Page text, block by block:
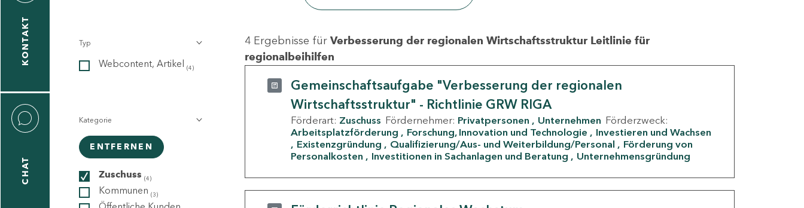
KONTAKT
CHAT
Typ
Webcontent, Artikel (4)
Kategorie
ENTFERNEN
Zuschuss (4)
Kommunen (3)
4 Ergebnisse für Verbesserung der regionalen Wirtschaftsstruktur Leitlinie für
regionalbeihilfen
Gemeinschaftsaufgabe "Verbesserung der regionalen
Wirtschaftsstruktur" - Richtlinie GRW RIGA
Förderart: Zuschuss Fördernehmer: Privatpersonen Unternehmen Förderzweck:
Arbeitsplatzförderung
Forschung, Innovation und Technologie
Investieren und Wachsen
Existenzgründung
Qualifizierung/Aus- und Weiterbildung/Personal
Förderung von
Personalkosten
Investitionen in Sachanlagen und Beratung Unternehmensgründung